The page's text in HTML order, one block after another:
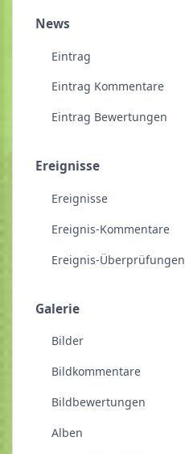
News
Eintrag
Eintrag Kommentare
Eintrag Bewertungen
Ereignisse
Ereignisse
Ereignis-Kommentare
Ereignis-Überprüfungen
Galerie
Bilder
Bildkommentare
Bildbewertungen
Alben